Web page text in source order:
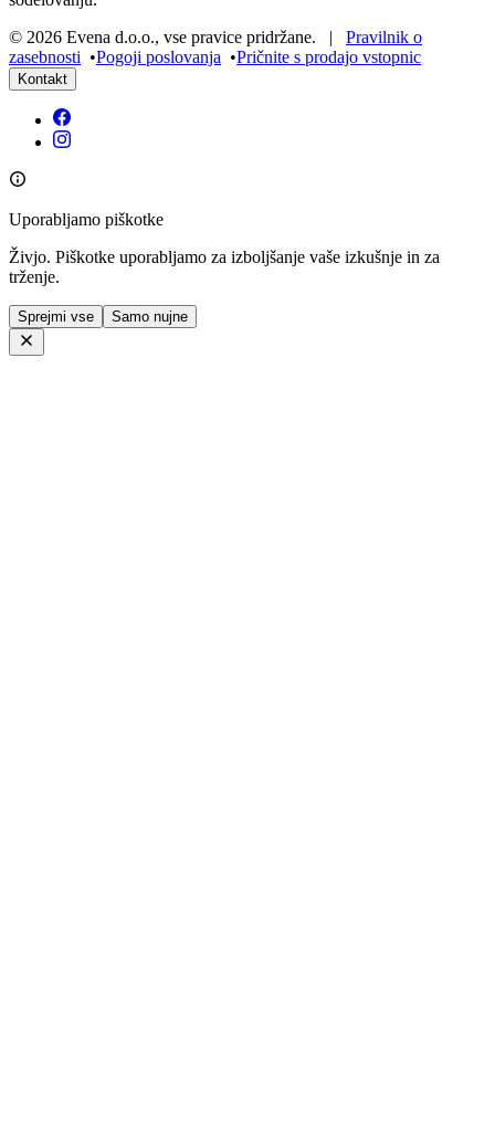
© 2026 Evena d.o.o., vse pravice pridržane. | Pravilnik o
zasebnosti •Pogoji poslovanja •Pričnite s prodajo vstopnic
Kontakt
Uporabljamo piškotke
Živjo. Piškotke uporabljamo za izboljšanje vaše izkušnje in za
trženje.
Sprejmi vse Samo nujne